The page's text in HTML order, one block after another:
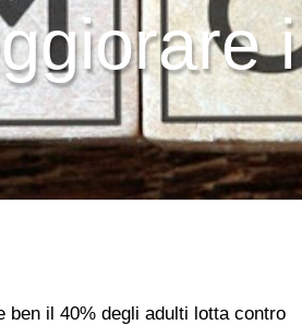
ben il 40% degli adulti lotta contro